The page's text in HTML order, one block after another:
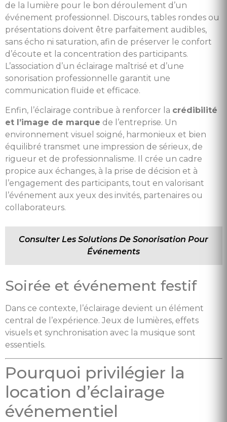
de la lumière pour le bon déroulement d’un
événement professionnel. Discours, tables rondes ou
présentations doivent être parfaitement audibles,
sans écho ni saturation, afin de préserver le confort
d’écoute et la concentration des participants.
L’association d’un éclairage maîtrisé et d’une
sonorisation professionnelle garantit une
communication fluide et efficace.
Enfin, l’éclairage contribue à renforcer la crédibilité
et l’image de marque de l’entreprise. Un
environnement visuel soigné, harmonieux et bien
équilibré transmet une impression de sérieux, de
rigueur et de professionnalisme. Il crée un cadre
propice aux échanges, à la prise de décision et à
l’engagement des participants, tout en valorisant
l’événement aux yeux des invités, partenaires ou
collaborateurs.
Consulter Les Solutions De Sonorisation Pour
Événements
Soirée et événement festif
Dans ce contexte, l’éclairage devient un élément
central de l’expérience. Jeux de lumières, effets
visuels et synchronisation avec la musique sont
essentiels.
Pourquoi privilégier la
location d’éclairage
événementiel